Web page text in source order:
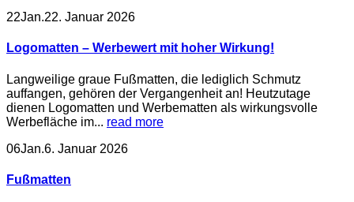
22Jan.22. Januar 2026
Logomatten – Werbewert mit hoher Wirkung!
Langweilige graue Fußmatten, die lediglich Schmutz
auffangen, gehören der Vergangenheit an! Heutzutage
dienen Logomatten und Werbematten als wirkungsvolle
Werbefläche im... read more
06Jan.6. Januar 2026
Fußmatten